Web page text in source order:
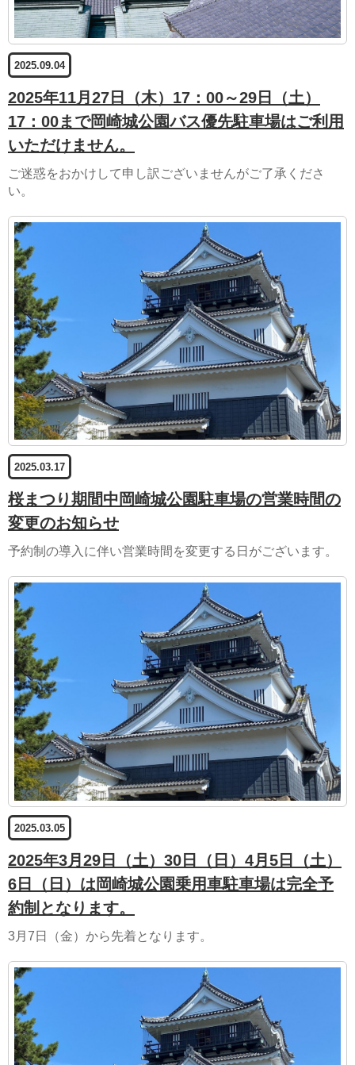
2025.09.04
2025年11月27日（木）17：00～29日（土）
17：00まで岡崎城公園バス優先駐車場はご利用
いただけません。
ご迷惑をおかけして申し訳ございませんがご了承くださ
い。
2025.03.17
桜まつり期間中岡崎城公園駐車場の営業時間の
変更のお知らせ
予約制の導入に伴い営業時間を変更する日がございます。
2025.03.05
2025年3月29日（土）30日（日）4月5日（土）
6日（日）は岡崎城公園乗用車駐車場は完全予
約制となります。
3月7日（金）から先着となります。